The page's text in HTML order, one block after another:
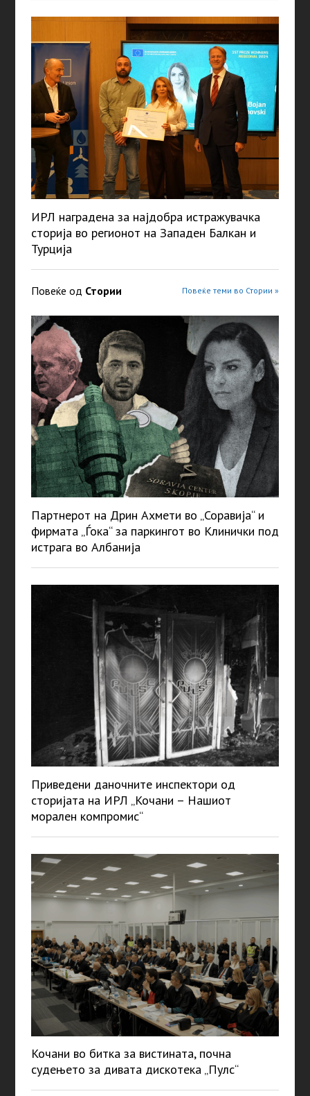
ИРЛ наградена за најдобра истражувачка
сторија во регионот на Западен Балкан и
Турција
Повеќе од Стории Повеќе теми во Стории »
Партнерот на Дрин Ахмети во „Соравија“ и
фирмата „Ѓока“ за паркингот во Клинички под
истрага во Албанија
Приведени даночните инспектори од
сторијата на ИРЛ „Кочани – Нашиот
морален компромис“
Кочани во битка за вистината, почна
судењето за дивата дискотека „Пулс“